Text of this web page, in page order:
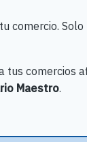
comercio.
tus comercios
Maestro.